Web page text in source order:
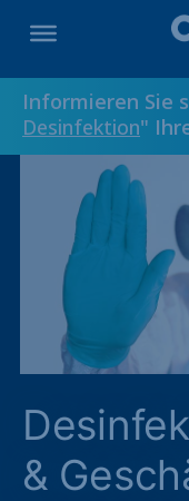
Informieren Sie
Desinfektion"
&